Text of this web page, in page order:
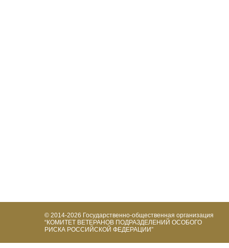
© 2014-2026 Государственно-общественная организация
“КОМИТЕТ ВЕТЕРАНОВ ПОДРАЗДЕЛЕНИЙ ОСОБОГО
РИСКА РОССИЙСКОЙ ФЕДЕРАЦИИ”